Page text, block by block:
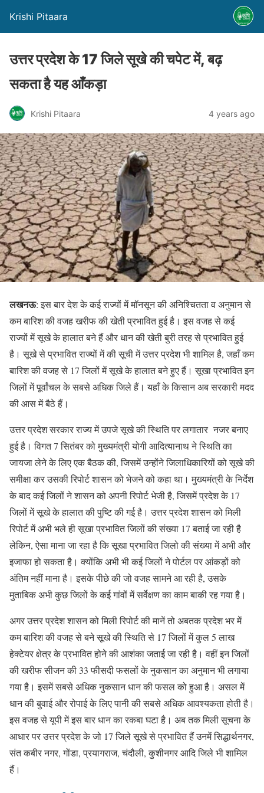
Krishi Pitaara
उत्तर प्रदेश के 17 जिले सूखे की चपेट में, बढ़
सकता है यह आँकड़ा
Krishi Pitaara 4 years ago
लखनऊ: इस बार देश के कई राज्यों में मॉनसून की अनिश्चितता व अनुमान से
कम बारिश की वजह खरीफ की खेती प्रभावित हुई है। इस वजह से कई
राज्यों में सूखे के हालात बने हैं और धान की खेती बुरी तरह से प्रभावित हुई
है। सूखे से प्रभावित राज्यों में की सूची में उत्तर प्रदेश भी शामिल है, जहाँ कम
बारिश की वजह से 17 जिलों में सूखे के हालात बने हुए हैं। सूखा प्रभावित इन
जिलों में पूर्वांचल के सबसे अधिक जिले हैं। यहाँ के किसान अब सरकारी मदद
की आस में बैठे हैं।
उत्तर प्रदेश सरकार राज्य में उपजे सूखे की स्थिति पर लगातार नजर बनाए
हुई है। विगत 7 सितंबर को मुख्यमंत्री योगी आदित्यानाथ ने स्थिति का
जायजा लेने के लिए एक बैठक की, जिसमें उन्होंने जिलाधिकारियों को सूखे की
समीक्षा कर उसकी रिपोर्ट शासन को भेजने को कहा था। मुख्यमंत्री के निर्देश
के बाद कई जिलों ने शासन को अपनी रिपोर्ट भेजी है, जिसमें प्रदेश के 17
जिलों में सूखे के हालात की पुष्टि की गई है। उत्तर प्रदेश शासन को मिली
रिपोर्ट में अभी भले ही सूखा प्रभावित जिलों की संख्या 17 बताई जा रही है
लेकिन, ऐसा माना जा रहा है कि सूखा प्रभावित जिलो की संख्या में अभी और
इजाफा हो सकता है। क्योंकि अभी भी कई जिलों ने पोर्टल पर आंकड़ों को
अंतिम नहीं माना है। इसके पीछे की जो वजह सामने आ रही है, उसके
मुताबिक अभी कुछ जिलों के कई गांवों में सर्वेक्षण का काम बाकी रह गया है।
अगर उत्तर प्रदेश शासन को मिली रिपोर्ट की मानें तो अबतक प्रदेश भर में
कम बारिश की वजह से बने सूखे की स्थिति से 17 जिलों में कुल 5 लाख
हेक्टेयर क्षेत्र के प्रभावित होने की आशंका जताई जा रही है। वहीं इन जिलों
की खरीफ सीजन की 33 फीसदी फसलों के नुकसान का अनुमान भी लगाया
गया है। इसमें सबसे अधिक नुकसान धान की फसल को हुआ है। असल में
धान की बुवाई और रोपाई के लिए पानी की सबसे अधिक आवश्यकता होती है।
इस वजह से यूपी में इस बार धान का रकबा घटा है। अब तक मिली सूचना के
आधार पर उत्तर प्रदेश के जो 17 जिले सूखे से प्रभावित हैं उनमें सिद्धार्थनगर,
संत कबीर नगर, गोंडा, प्रयागराज, चंदौली, कुशीनगर आदि जिले भी शामिल
हैं।